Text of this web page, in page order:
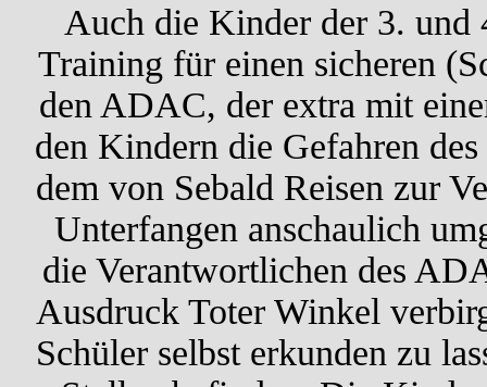
Auch die Kinder der 3. und
Training für einen sicheren
den ADAC, der extra mit
den Kindern die Gefahren
dem von Sebald Reisen zur
Unterfangen anschaulich
die Verantwortlichen des
Ausdruck Toter Winkel
Schüler selbst erkunden zu